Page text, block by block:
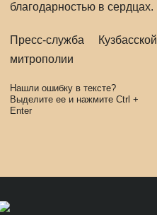
благодарностью в сердцах.
Пресс-служба Кузбасской
митрополии
Нашли ошибку в тексте?
Выделите ее и нажмите Ctrl +
Enter